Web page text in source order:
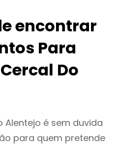
encontrar
Para
Do
Alentejo é sem duvida
para quem pretende